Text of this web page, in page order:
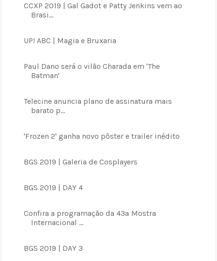
CCXP 2019 | Gal Gadot e Patty Jenkins vem ao
Brasi...
UP! ABC | Magia e Bruxaria
Paul Dano será o vilão Charada em 'The
Batman'
Telecine anuncia plano de assinatura mais
barato p...
'Frozen 2' ganha novo pôster e trailer inédito
BGS 2019 | Galeria de Cosplayers
BGS 2019 | DAY 4
Confira a programação da 43ª Mostra
Internacional ...
BGS 2019 | DAY 3